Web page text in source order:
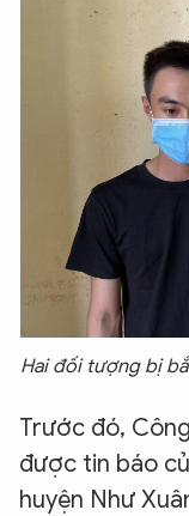
Hai đối tượng bị
Trước đó,
được tin báo
huyện Như